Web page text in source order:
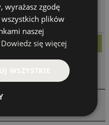
+ PARAMETRY
❮
wyrażasz zgodę
wszystkich plików
naszej
Dowiedz się więcej
WSZYSTKIE